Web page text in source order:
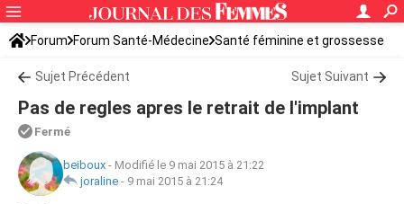
Forum Forum Santé-Médecine Santé féminine et grossesse
Ovulation
Sujet Précédent Sujet Suivant
Pas de regles apres le retrait de l'implant
Fermé
beiboux - Modifié le 9 mai 2015 à 21:22
joraline - 9 mai 2015 à 21:24